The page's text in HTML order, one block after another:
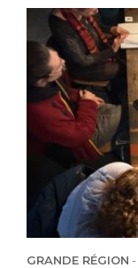
GRANDE RÉGION -